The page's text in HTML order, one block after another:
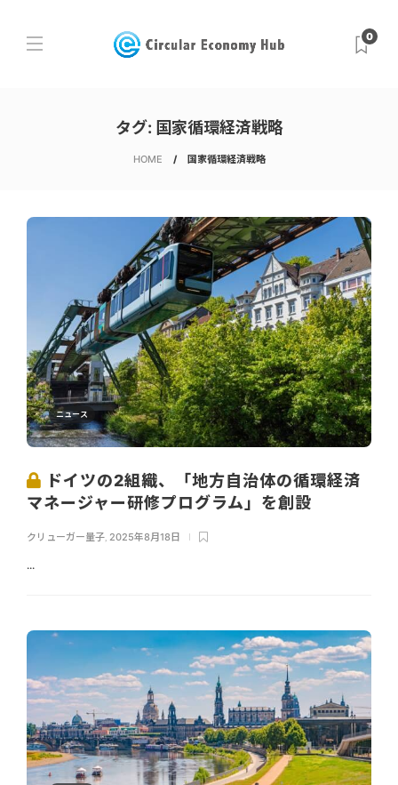
0
タグ: 国家循環経済戦略
HOME 国家循環経済戦略
ニュース
ドイツの2組織、「地方自治体の循環経済
マネージャー研修プログラム」を創設
クリューガー量子 2025年8月18日
...